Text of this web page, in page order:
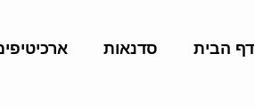
דף הבית סדנאות